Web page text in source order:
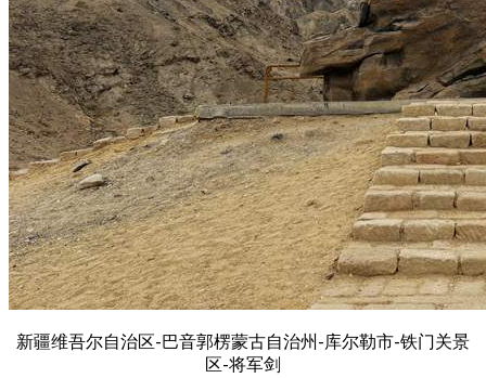
新疆维吾尔自治区-巴音郭楞蒙古自治州-库尔勒市-铁门关景
区-将军剑